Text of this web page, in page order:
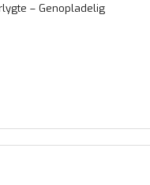
– Genopladelig